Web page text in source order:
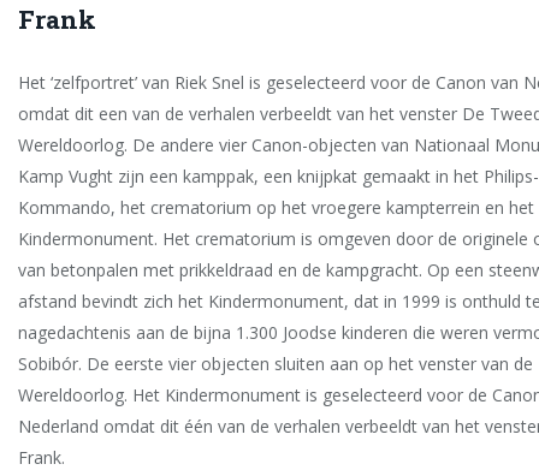
Frank
Het ‘zelfportret’ van Riek Snel is geselecteerd voor de Canon van
omdat dit een van de verhalen verbeeldt van het venster De
Wereldoorlog. De andere vier Canon-objecten van Nationaal
Kamp Vught zijn een kamppak, een knijpkat gemaakt in het Philips-
Kommando, het crematorium op het vroegere kampterrein en het
Kindermonument. Het crematorium is omgeven door de originele
van betonpalen met prikkeldraad en de kampgracht. Op een
afstand bevindt zich het Kindermonument, dat in 1999 is onthuld
nagedachtenis aan de bijna 1.300 Joodse kinderen die weren
Sobibór. De eerste vier objecten sluiten aan op het venster van de
Wereldoorlog. Het Kindermonument is geselecteerd voor de
Nederland omdat dit één van de verhalen verbeeldt van het
Frank.